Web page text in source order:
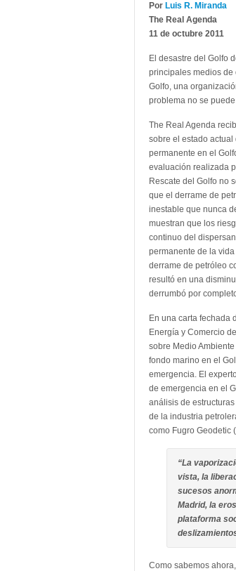
Por Luis R. Miranda
The Real Agenda
11 de octubre 2011
El desastre del Golfo
principales medios de
Golfo, una
problema no se
The Real Agenda
sobre el estado
permanente en el
evaluación realizada
Rescate del Golfo no
que el derrame de
inestable que nunca
muestran que los
continuo del
permanente de la
derrame de petróleo
resultó en una
derrumbó por
En una carta fechada
Energía y Comercio
sobre Medio
fondo marino en el
emergencia. El
de emergencia en el
análisis de
de la industria
como Fugro Geodetic
“La
vista, la
sucesos
Madrid, la
plataforma
Como sabemos